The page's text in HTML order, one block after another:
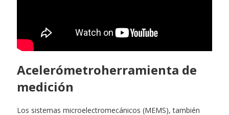
Acelerómetroherramienta de
medición
Los sistemas microelectromecánicos (MEMS), también